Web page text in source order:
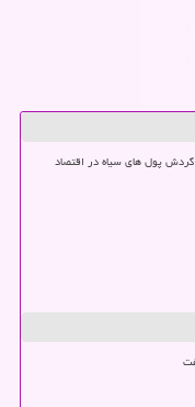
گردش پول های سیاه در اقتصاد